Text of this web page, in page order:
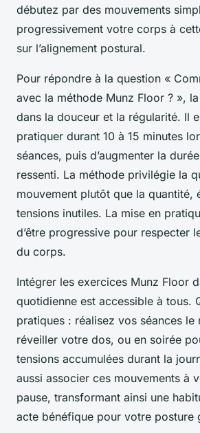
débutez par des mouvements
progressivement votre corps à
sur l’alignement postural.
Pour répondre à la question «
avec la méthode Munz Floor ? »,
dans la douceur et la régularité. Il
pratiquer durant 10 à 15 minutes
séances, puis d’augmenter la
ressenti. La méthode privilégie la
mouvement plutôt que la quantité,
tensions inutiles. La mise en
d’être progressive pour respecter
du corps.
Intégrer les exercices Munz Floor
quotidienne est accessible à tous.
pratiques : réalisez vos séances le
réveiller votre dos, ou en soirée
tensions accumulées durant la
aussi associer ces mouvements à
pause, transformant ainsi une
acte bénéfique pour votre posture